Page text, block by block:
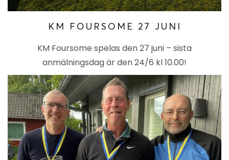
KM FOURSOME 27 JUNI
KM Foursome spelas den 27 juni – sista
anmälningsdag är den 24/6 kl 10.00!